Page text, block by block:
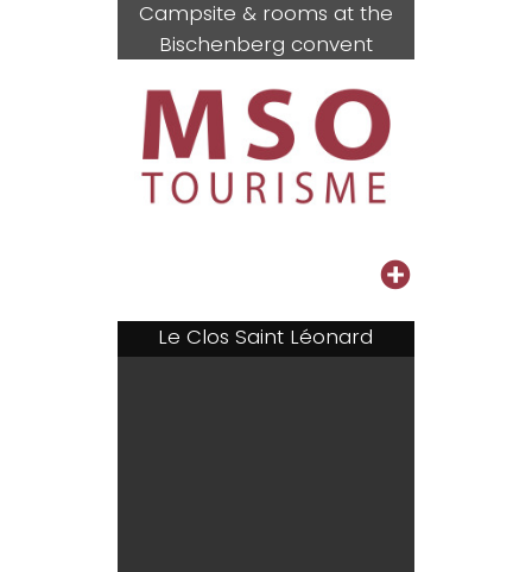
Campsite & rooms at the
Bischenberg convent
+
Le Clos Saint Léonard